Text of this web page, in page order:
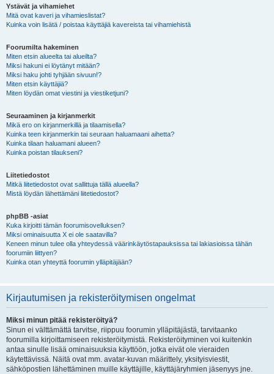
Ystävät ja vihamiehet
Mitä ovat kaveri ja vihamieslistat?
Kuinka voin lisätä / poistaa käyttäjiä kavereista tai vihamiehistä
Foorumilta hakeminen
Miten etsin alueelta tai alueilta?
Miksi hakuni ei löytänyt mitään?
Miksi haku johti tyhjään sivuun!?
Miten etsin käyttäjiä?
Miten löydän omat viestini ja viestiketjuni?
Seuraaminen ja kirjanmerkit
Mikä ero on kirjanmerkillä ja tilaamisella?
Kuinka teen kirjanmerkin tai seuraan haluamaani aihetta?
Kuinka tilaan haluamani alueen?
Kuinka poistan tilaukseni?
Liitetiedostot
Mitkä liitetiedostot ovat sallittuja tällä alueella?
Mistä löydän lähettämäni liitetiedostot?
phpBB -asiat
Kuka kirjoitti tämän foorumisovelluksen?
Miksi ominaisuutta X ei ole saatavilla?
Keneen minun tulee olla yhteydessä väärinkäytöstapauksissa tai lakiasioissa tähän
foorumiin liittyen?
Kuinka otan yhteyttä foorumin ylläpitäjään?
Kirjautumisen ja rekisteröitymisen ongelmat
Miksi minun pitää rekisteröityä?
Sinun ei välttämättä tarvitse, riippuu foorumin ylläpitäjästä, tarvitaanko
foorumilla kirjoittamiseen rekisteröitymistä. Rekisteröityminen voi kuitenkin
antaa sinulle lisää ominaisuuksia käyttöön, jotka eivät ole vieraiden
käytettävissä. Näitä ovat mm. avatar-kuvan määrittely, yksityisviestit,
sähköpostien lähettäminen muille käyttäjille, käyttäjäryhmien jäsenyys jne.